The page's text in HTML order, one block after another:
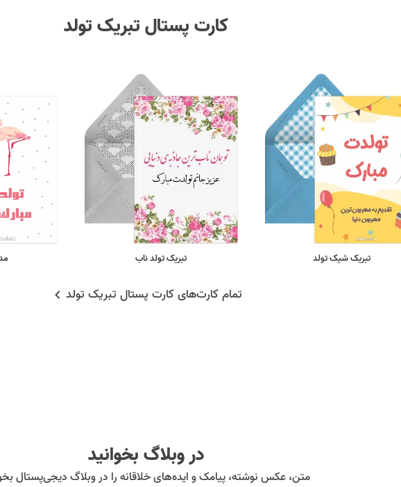
کارت پستال تبریک تولد
تبریک شیک تولد تبریک تولد ناب
تمام کارت‌های کارت پستال تبریک تولد
در وبلاگ بخوانید
متن، عکس نوشته، پیامک و ایده‌های خلاقانه را در وبلاگ دیجی‌پستال